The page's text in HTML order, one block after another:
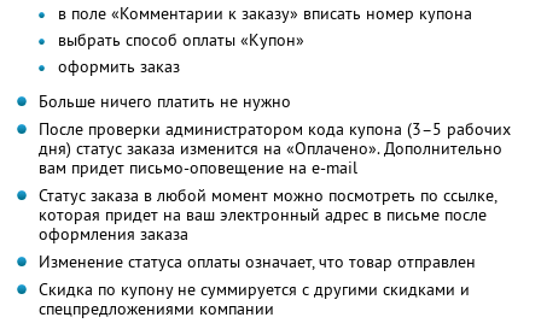
в поле «Комментарии к заказу» вписать номер купона
выбрать способ оплаты «Купон»
оформить заказ
Больше ничего платить не нужно
После проверки администратором кода купона (3–5 рабочих
дня) статус заказа изменится на «Оплачено». Дополнительно
вам придет письмо-оповещение на e-mail
Статус заказа в любой момент можно посмотреть по ссылке,
которая придет на ваш электронный адрес в письме после
оформления заказа
Изменение статуса оплаты означает, что товар отправлен
Скидка по купону не суммируется с другими скидками и
спецпредложениями компании